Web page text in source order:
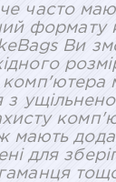
часто
Ви
з
мають
для